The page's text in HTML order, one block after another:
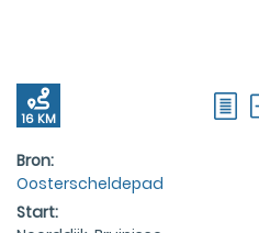
16 KM
Bron:
Oosterscheldepad
Start: